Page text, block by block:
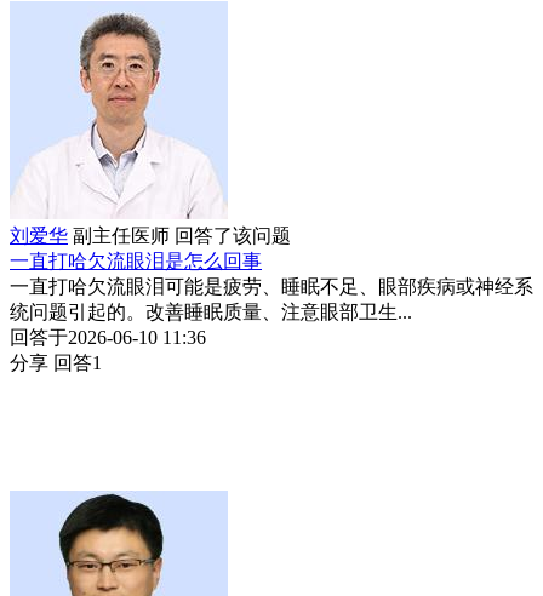
刘爱华 副主任医师 回答了该问题
一直打哈欠流眼泪是怎么回事
一直打哈欠流眼泪可能是疲劳、睡眠不足、眼部疾病或神经系
统问题引起的。改善睡眠质量、注意眼部卫生...
回答于2026-06-10 11:36
分享 回答1